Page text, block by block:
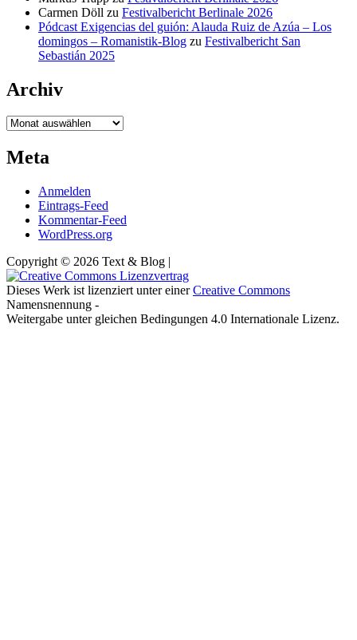
Carmen Döll zu Festivalbericht Berlinale 2026
Pódcast Exigencias del guión: Alauda Ruiz de Azúa – Los
domingos – Romanistik-Blog zu Festivalbericht San
Sebastián 2025
Archiv
Archiv
Meta
Anmelden
Eintrags-Feed
Kommentar-Feed
WordPress.org
Copyright © 2026 Text & Blog |
Dieses Werk ist lizenziert unter einerCreative Commons
Namensnennung -
Weitergabe unter gleichen Bedingungen 4.0 Internationale Lizenz.